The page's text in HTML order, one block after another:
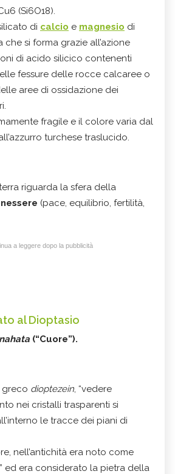
(Si6O18).
di calcio e magnesio di
si forma grazie all’azione
di acido silicico contenenti
fessure delle rocce calcaree o
aree di ossidazione dei
fragile e il colore varia dal
turchese traslucido.
riguarda la sfera della
(pace, equilibrio, fertilità,
a leggere dopo la pubblicità
al Dioptasio
(“Cuore”).
greco dioptezein, “vedere
nei cristalli trasparenti si
le tracce dei piani di
nell’antichità era noto come
ed era considerato la pietra della